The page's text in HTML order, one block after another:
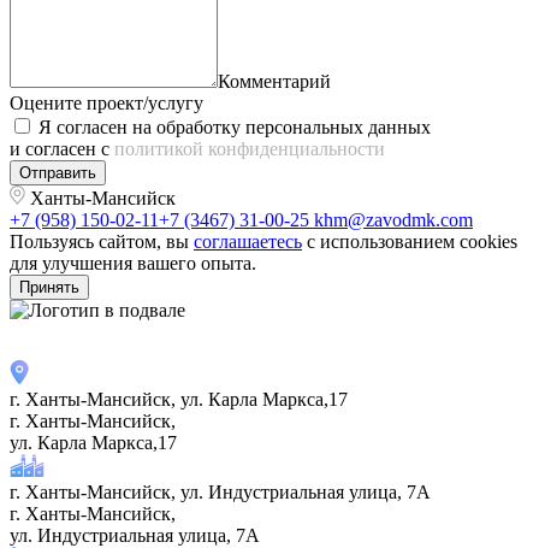
Комментарий
Оцените проект/услугу
Я согласен на обработку персональных данных
и согласен с политикой конфиденциальности
Отправить
Ханты-Мансийск
+7 (958) 150-02-11+7 (3467) 31-00-25 khm@zavodmk.com
Пользуясь сайтом, вы соглашаетесь с использованием cookies
для улучшения вашего опыта.
Принять
г. Ханты-Мансийск, ул. Карла Маркса,17
г. Ханты-Мансийск,
ул. Карла Маркса,17
г. Ханты-Мансийск, ул. Индустриальная улица, 7А
г. Ханты-Мансийск,
ул. Индустриальная улица, 7А